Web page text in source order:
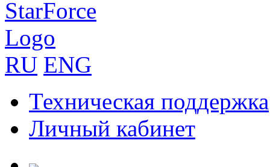
RU ENG
Техническая поддержка
Личный кабинет